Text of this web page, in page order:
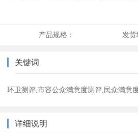
产品规格： 发货
关键词
环卫测评,市容公众满意度测评,民众满意
详细说明